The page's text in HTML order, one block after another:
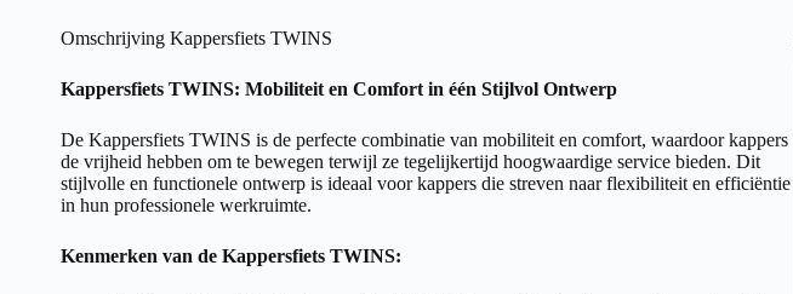
Omschrijving Kappersfiets TWINS
Kappersfiets TWINS: Mobiliteit en Comfort in één Stijlvol Ontwerp
De Kappersfiets TWINS is de perfecte combinatie van mobiliteit en comfort, waardoor kappers
de vrijheid hebben om te bewegen terwijl ze tegelijkertijd hoogwaardige service bieden. Dit
stijlvolle en functionele ontwerp is ideaal voor kappers die streven naar flexibiliteit en efficiëntie
in hun professionele werkruimte.
Kenmerken van de Kappersfiets TWINS: